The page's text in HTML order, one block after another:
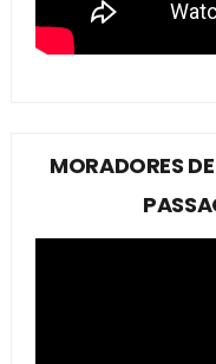
MORADORES